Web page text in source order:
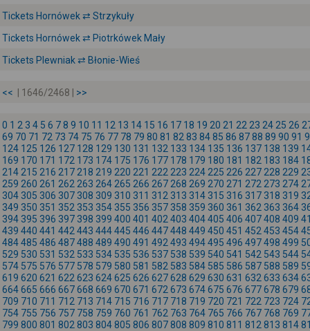
Tickets Hornówek ⇄ Strzykuły
Tickets Hornówek ⇄ Piotrkówek Mały
Tickets Plewniak ⇄ Błonie-Wieś
<< | 1646/2468 | >>
0 1 2 3 4 5 6 78 9 10 11 12 13 14 15 16 17 18 19 20 21 22 23 24 25 26
69 70 71 72 73 74 75 76 77 78 79 80 81 82 83 8485 86 8788 89 90 91
124 125 126 127 128 129 130 131 132 133 134 135 136 137 138 139
169 170 171 172 173 174 175 176 177 178 179 180 181 182 183 184
214 215 216 217 218 219 220 221 222 223 224 225 226 227 228 229
259 260 261 262 263 264 265 266 267 268 269 270 271 272 273 274
304 305 306 307 308 309 310 311 312 313 314 315 316 317 318 319
349 350 351 352 353 354 355 356 357 358 359 360 361 362 363 364
394 395 396 397 398 399 400 401 402 403 404405 406 407408 409
439 440 441 442 443 444445 446 447448 449 450 451 452 453 454
484485 486 487488 489 490 491 492 493 494495 496 497498 499
529 530 531 532 533 534 535 536 537 538 539 540 541 542 543 544
574 575 576 577 578 579 580 581 582 583 584 585 586 587 588 589
619 620 621 622 623 624625 626 627628 629 630 631 632 633 634
664665 666 667668 669 670 671 672 673 674675 676 677678 679
709 710 711 712 713 714 715 716 717 718 719 720 721 722 723 724
754 755 756 757 758 759 760 761 762 763 764 765 766 767 768 769
799 800 801 802 803 804805 806 807808 809 810 811 812 813 814